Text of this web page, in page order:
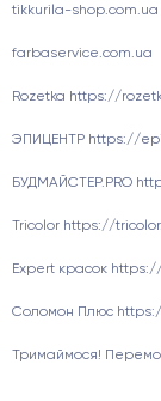
tikkurila-shop.com.ua
farbaservice.com.ua
Rozetka https://
ЭПИЦЕНТР https://
БУДМАЙСТЕР.PRO
Tricolor https://
Expert красок
Соломон Плюс
Тримаймося!